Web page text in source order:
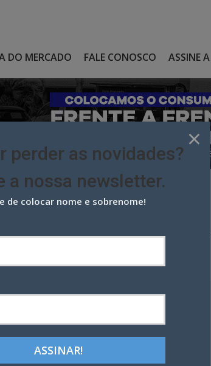
DO MERCADO FALE CONOSCO ASSINE
ECD DA VMLY&R
como ECD da
LinkedIn Pinterest
×
perder as novidades?
a nossa newsletter.
de colocar nome e sobrenome!